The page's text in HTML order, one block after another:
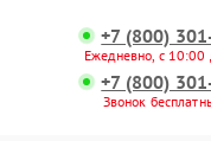
+7 (800)
Ежедневно, с
+7 (800)
Звонок